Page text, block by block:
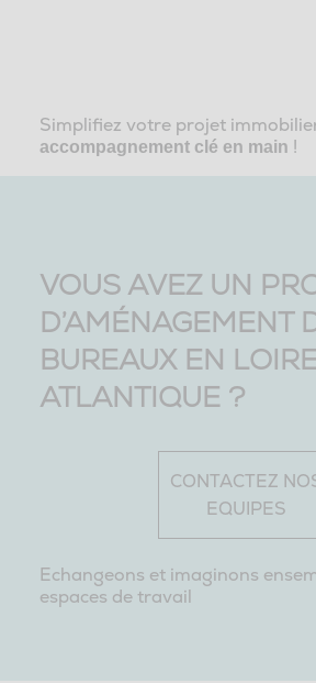
Simplifiez votre projet
accompagnement clé en main !
VOUS AVEZ UN
D’AMÉNAGEMENT
BUREAUX EN
ATLANTIQUE ?
CONTACTEZ
EQUIPES
Echangeons et imaginons
espaces de travail